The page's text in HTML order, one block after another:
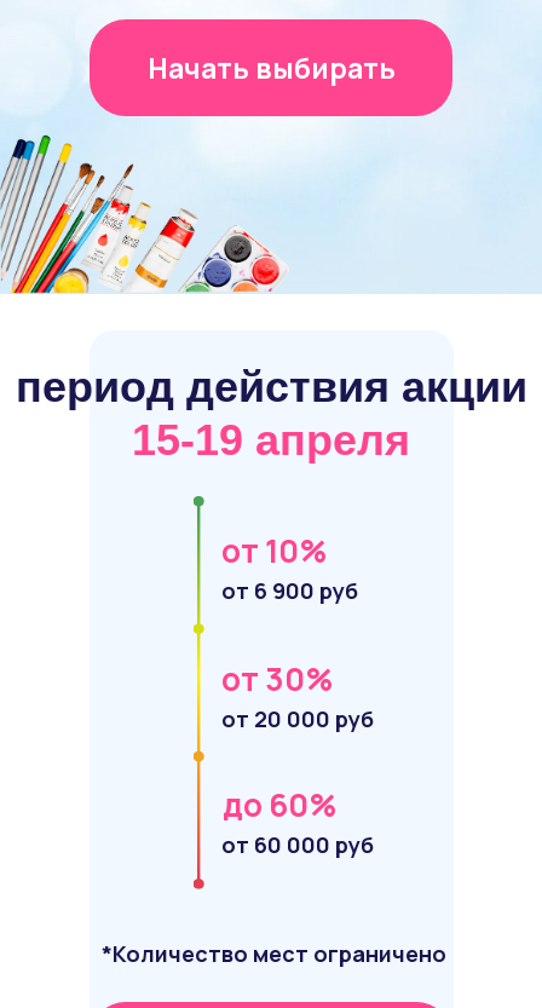
Начать выбирать
период действия акции
15-19 апреля
*Количество мест ограничено
до 60%
от 60 000 руб
от 30%
от 20 000 руб
от 10%
от 6 900 руб